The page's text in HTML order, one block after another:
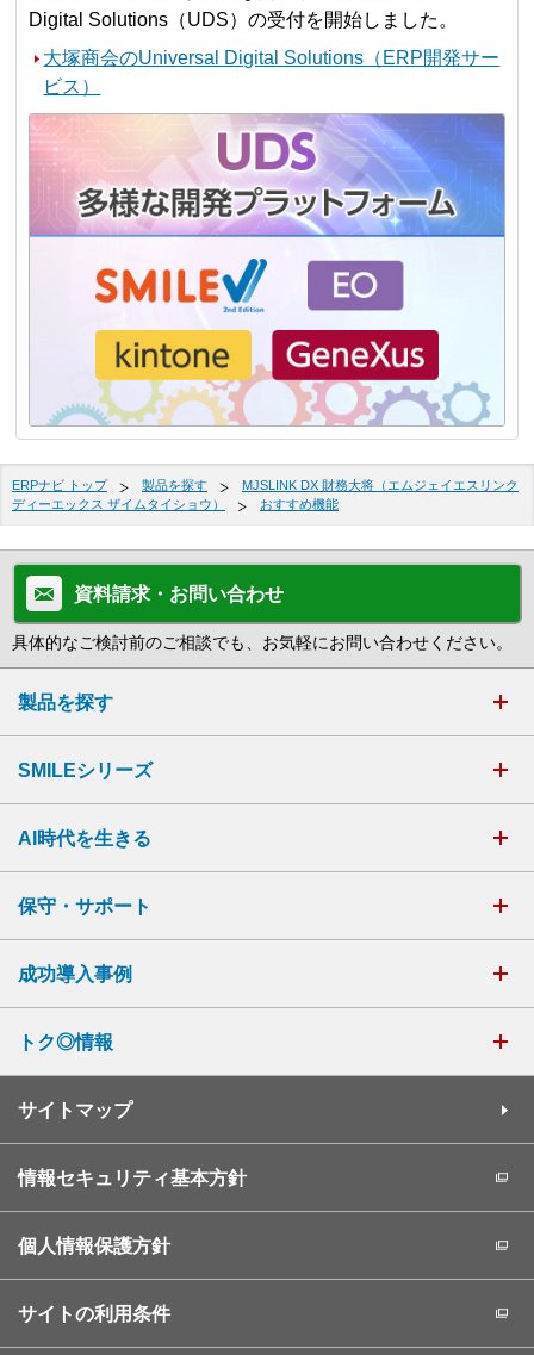
Digital Solutions（UDS）の受付を開始しました。
大塚商会のUniversal Digital Solutions（ERP開発サー
ビス）
ERPナビ トップ 製品を探す
MJSLINK DX 財務大将（エムジェイエスリンク
ディーエックス ザイムタイショウ）
おすすめ機能
資料請求・お問い合わせ
具体的なご検討前のご相談でも、お気軽にお問い合わせください。
製品を探す
SMILEシリーズ
AI時代を生きる
保守・サポート
成功導入事例
トク◎情報
サイトマップ
情報セキュリティ基本方針
個人情報保護方針
サイトの利用条件